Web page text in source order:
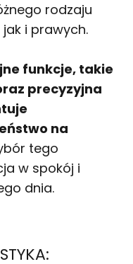
rodzaju
i prawych.
funkcje, takie
precyzyjna
na
tego
w spokój i
dnia.